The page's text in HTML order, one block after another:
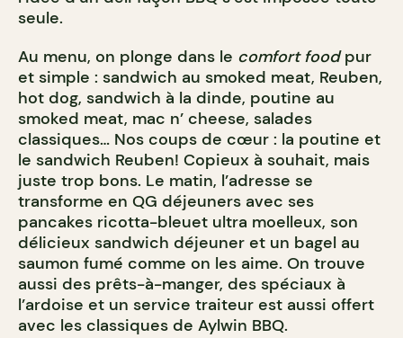
seule.
Au menu, on plonge dans le comfort foodpur
et simple : sandwich au smoked meat, Reuben,
hot dog, sandwich à la dinde, poutine au
smoked meat, mac n’ cheese, salades
classiques… Nos coups de cœur : la poutine et
le sandwich Reuben! Copieux à souhait, mais
juste trop bons. Le matin, l’adresse se
transforme en QG déjeuners avec ses
pancakes ricotta-bleuet ultra moelleux, son
délicieux sandwich déjeuner et un bagel au
saumon fumé comme on les aime. On trouve
aussi des prêts-à-manger, des spéciaux à
l’ardoise et un service traiteur est aussi offert
avec les classiques de Aylwin BBQ.